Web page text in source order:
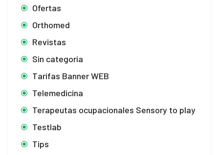
Ofertas
Orthomed
Revistas
Sin categoría
Tarifas Banner WEB
Telemedicina
Terapeutas ocupacionales Sensory to play
Testlab
Tips